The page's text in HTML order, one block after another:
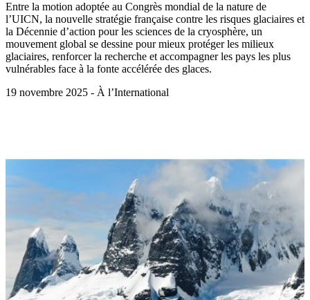
Entre la motion adoptée au Congrès mondial de la nature de
l’UICN, la nouvelle stratégie française contre les risques glaciaires et
la Décennie d’action pour les sciences de la cryosphère, un
mouvement global se dessine pour mieux protéger les milieux
glaciaires, renforcer la recherche et accompagner les pays les plus
vulnérables face à la fonte accélérée des glaces.
19 novembre 2025 - À l’International